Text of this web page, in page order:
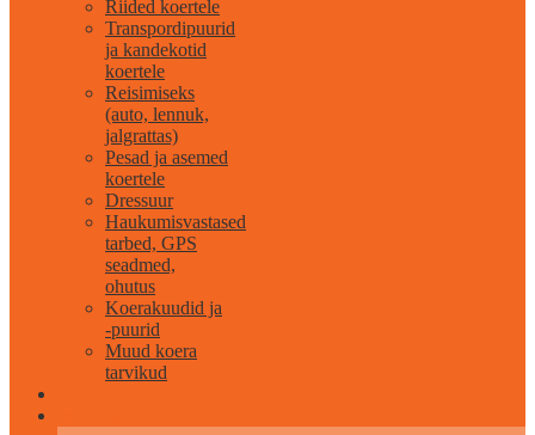
Riided koertele
Transpordipuurid
ja kandekotid
koertele
Reisimiseks
(auto, lennuk,
jalgrattas)
Pesad ja asemed
koertele
Dressuur
Haukumisvastased
tarbed, GPS
seadmed,
ohutus
Koerakuudid ja
-puurid
Muud koera
tarvikud